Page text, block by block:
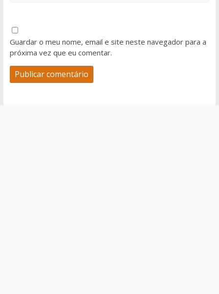
Guardar o meu nome, email e site neste navegador para a
próxima vez que eu comentar.